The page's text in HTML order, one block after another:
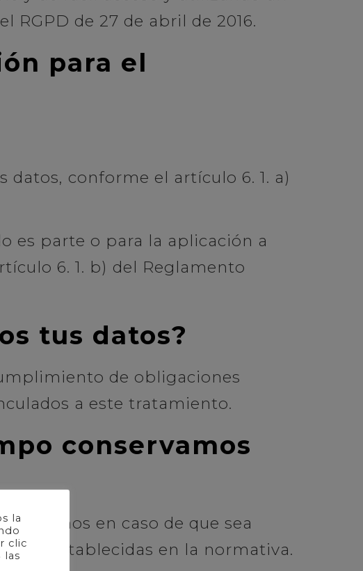
RGPD de 27 de abril de 2016.
para el
conforme el artículo 6. 1. a)
es parte o para la aplicación a
6. 1. b) del Reglamento
tus datos?
de obligaciones
a este tratamiento.
conservamos
5 años en caso de que sea
establecidas en la normativa.
la
clic
las